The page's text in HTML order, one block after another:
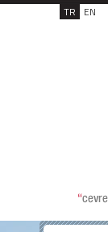
TR EN